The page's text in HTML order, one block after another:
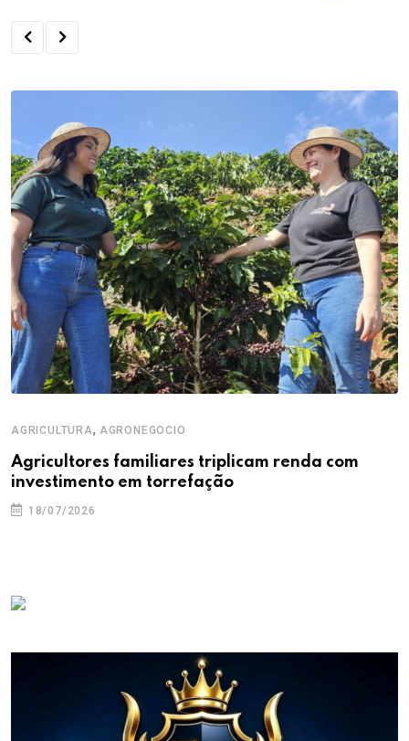
AGRICULTURA, AGRONEGOCIO
Agricultores familiares triplicam renda com
investimento em torrefação
18/07/2026